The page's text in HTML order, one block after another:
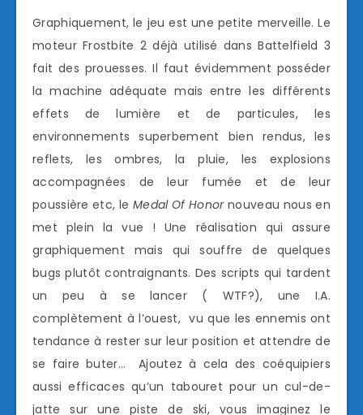
Graphiquement, le jeu est une petite merveille. Le
moteur Frostbite 2 déjà utilisé dans Battelfield 3
fait des prouesses. Il faut évidemment posséder
la machine adéquate mais entre les différents
effets de lumière et de particules, les
environnements superbement bien rendus, les
reflets, les ombres, la pluie, les explosions
accompagnées de leur fumée et de leur
poussière etc, le Medal Of Honornouveau nous en
met plein la vue ! Une réalisation qui assure
graphiquement mais qui souffre de quelques
bugs plutôt contraignants. Des scripts qui tardent
un peu à se lancer ( WTF?), une I.A.
complètement à l’ouest, vu que les ennemis ont
tendance à rester sur leur position et attendre de
se faire buter… Ajoutez à cela des coéquipiers
aussi efficaces qu’un tabouret pour un cul-de-
jatte sur une piste de ski, vous imaginez le